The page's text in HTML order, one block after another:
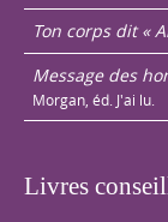
Ton corps dit «
Message des
Morgan, éd. J'ai lu.
Livres